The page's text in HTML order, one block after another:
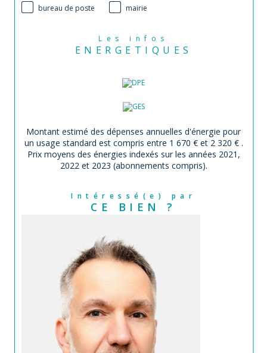
bureau de poste mairie
Les infos
ENERGETIQUES
Montant estimé des dépenses annuelles d'énergie pour
un usage standard est compris entre 1 670 € et 2 320 € .
Prix moyens des énergies indexés sur les années 2021,
2022 et 2023 (abonnements compris).
Intéressé(e) par
CE BIEN ?